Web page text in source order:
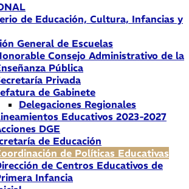
de Educación, Cultura, Infancias y
General de Escuelas
Consejo Administrativo de la
Pública
Privada
de Gabinete
Delegaciones Regionales
Educativos 2023-2027
DGE
de Educación
de Políticas Educativas
de Centros Educativos de
Infancia